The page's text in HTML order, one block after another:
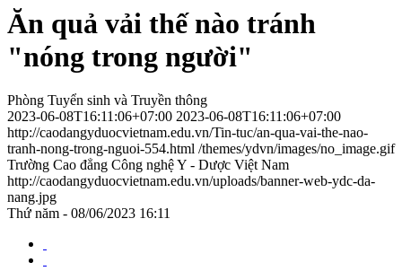
Ăn quả vải thế nào tránh
"nóng trong người"
Phòng Tuyển sinh và Truyền thông
2023-06-08T16:11:06+07:00 2023-06-08T16:11:06+07:00
http://caodangyduocvietnam.edu.vn/Tin-tuc/an-qua-vai-the-nao-
tranh-nong-trong-nguoi-554.html /themes/ydvn/images/no_image.gif
Trường Cao đẳng Công nghệ Y - Dược Việt Nam
http://caodangyduocvietnam.edu.vn/uploads/banner-web-ydc-da-
nang.jpg
Thứ năm - 08/06/2023 16:11